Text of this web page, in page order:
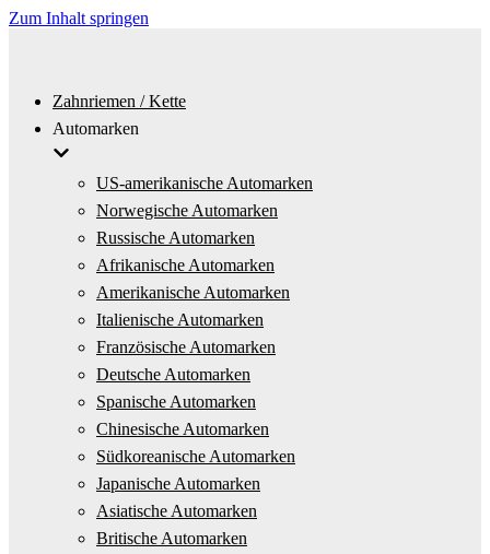
Zum Inhalt springen
Zahnriemen / Kette
Automarken
US-amerikanische Automarken
Norwegische Automarken
Russische Automarken
Afrikanische Automarken
Amerikanische Automarken
Italienische Automarken
Französische Automarken
Deutsche Automarken
Spanische Automarken
Chinesische Automarken
Südkoreanische Automarken
Japanische Automarken
Asiatische Automarken
Britische Automarken